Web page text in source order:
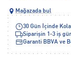
Mağazada bul
30 Gün İçinde
Siparişin 1-3 iş
Garanti BBVA ve